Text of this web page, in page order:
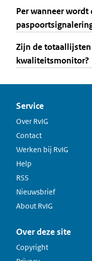
Per wanneer
Zijn de
kwaliteitsmonitor?
Service
Over RvIG
Contact
Werken bij RvIG
Help
RSS
Nieuwsbrief
About RvIG
Over deze site
Copyright